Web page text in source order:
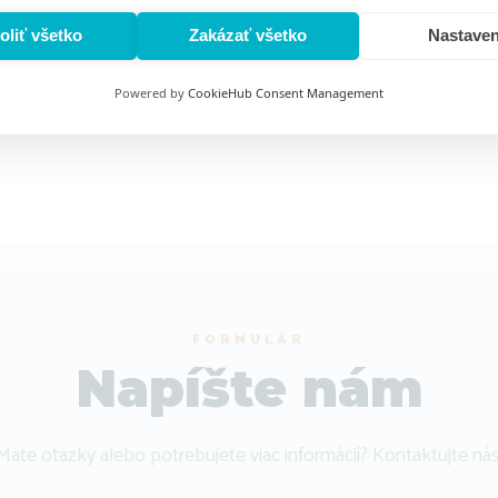
všetko Zakázať všetko
Powered by CookieHub Consent Management
FORMULÁR
Napíšte nám
otázky alebo potrebujete viac informácií? Kontaktujte